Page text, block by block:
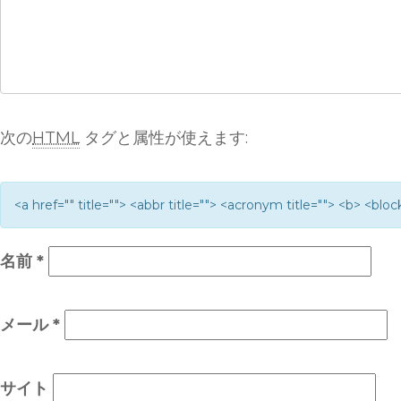
次のHTML タグと属性が使えます:
<a href="" title=""> <abbr title=""> <acronym title=""> <b>
名前 *
メール*
サイト